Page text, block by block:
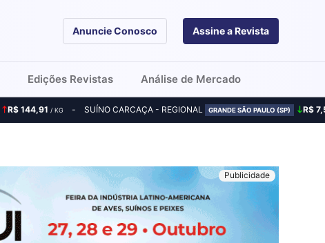
Anuncie Conosco Assine a Revista
Edições Revistas Análise de Mercado
R$ 144,91 / KG SUÍNO CARCAÇA - REGIONAL GRANDE SÃO PAULO (SP) R$